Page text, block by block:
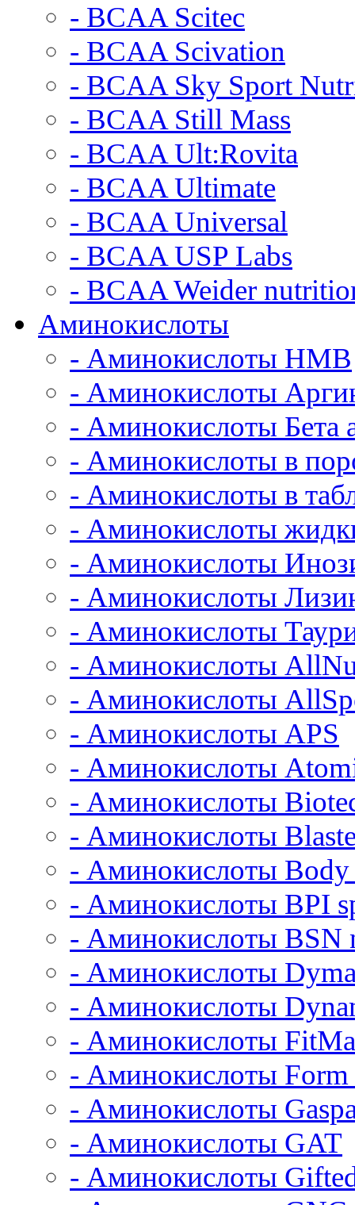
- BCAA Scitec
- BCAA Scivation
- BCAA Sky Sport
- BCAA Still Mass
- BCAA Ult:Rovita
- BCAA Ultimate
- BCAA Universal
- BCAA USP Labs
- BCAA Weider
Аминокислоты
- Аминокислоты HMB
- Аминокислоты
- Аминокислоты Бета
- Аминокислоты в
- Аминокислоты в
- Аминокислоты
- Аминокислоты
- Аминокислоты
- Аминокислоты
- Аминокислоты
- Аминокислоты
- Аминокислоты APS
- Аминокислоты
- Аминокислоты
- Аминокислоты
- Аминокислоты
- Аминокислоты BPI
- Аминокислоты BSN
- Аминокислоты
- Аминокислоты
- Аминокислоты
- Аминокислоты Form
- Аминокислоты
- Аминокислоты GAT
- Аминокислоты